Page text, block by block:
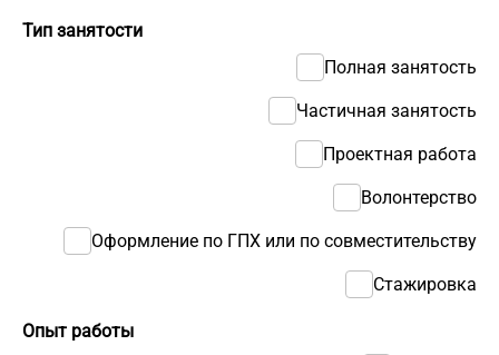
Тип занятости
Полная занятость
Частичная занятость
Проектная работа
Волонтерство
Оформление по ГПХ или по совместительству
Стажировка
Опыт работы